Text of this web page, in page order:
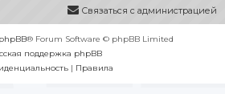
Связаться с администрацией
phpBB® Forum Software © phpBB Limited
поддержка phpBB
| Правила